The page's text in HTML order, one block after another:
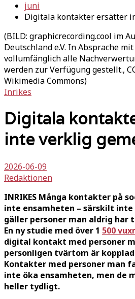
juni
Digitala kontakter ersätter
(BILD: graphicrecording.cool im
Deutschland e.V. In Absprache
vollumfänglich alle
werden zur Verfügung gestellt.,
Wikimedia Commons)
Inrikes
Digitala
inte verklig
2026-06-09
Redaktionen
INRIKES Många kontakter på
inte ensamheten – särskilt
gäller personer man aldrig
En ny studie med över 1 500
digital kontakt med personer
personligen tvärtom är
Kontakter med personer man
inte öka ensamheten, men de
heller tydligt.